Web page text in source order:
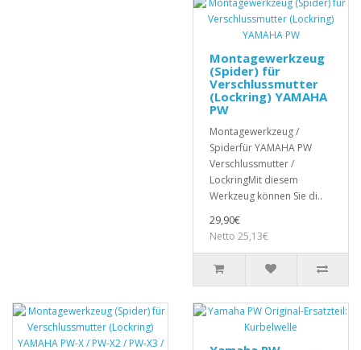
Montagewerkzeug
(Spider) für
Verschlussmutter
(Lockring) YAMAHA
PW
Montagewerkzeug /
Spiderfür YAMAHA PW
Verschlussmutter /
LockringMit diesem
Werkzeug können Sie di..
29,90€
Netto 25,13€